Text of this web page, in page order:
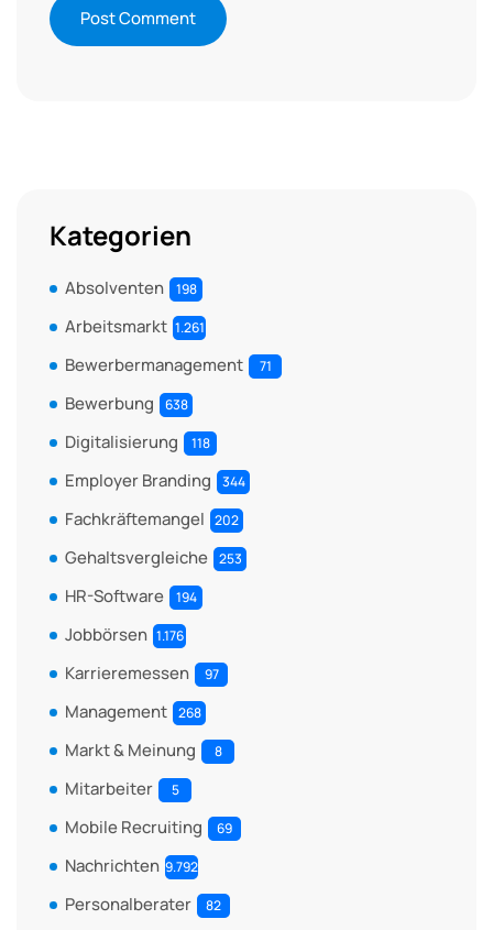
Kategorien
Absolventen 198
Arbeitsmarkt 1.261
Bewerbermanagement 71
Bewerbung 638
Digitalisierung 118
Employer Branding 344
Fachkräftemangel 202
Gehaltsvergleiche 253
HR-Software 194
Jobbörsen 1.176
Karrieremessen 97
Management 268
Markt & Meinung 8
Mitarbeiter 5
Mobile Recruiting 69
Nachrichten 9.792
Personalberater 82